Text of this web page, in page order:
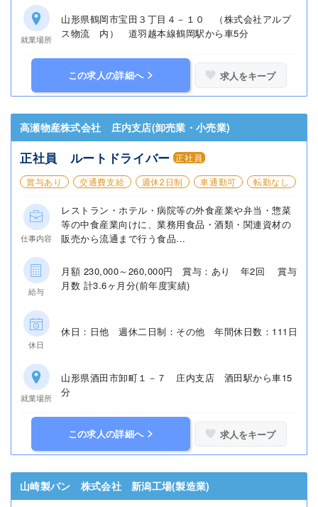
就業場所
山形県鶴岡市宝田３丁目４－１０ （株式会社アルプ
ス物流 内） 道羽越本線鶴岡駅から車5分
この求人の詳細へ 求人をキープ
高瀬物産株式会社 庄内支店(卸売業・小売業)
正社員 ルートドライバー 正社員
賞与あり
交通費支給 週休2日制 車通勤可 転勤なし
仕事内容
レストラン・ホテル・病院等の外食産業や弁当・惣菜
等の中食産業向けに、業務用食品・酒類・関連資材の
販売から流通まで行う食品...
給与
月額 230,000～260,000円 賞与：あり 年2回 賞与
月数 計3.6ヶ月分(前年度実績)
休日
休日：日他 週休二日制：その他 年間休日数：111日
就業場所
山形県酒田市卸町１－７ 庄内支店 酒田駅から車15
分
この求人の詳細へ 求人をキープ
山崎製パン 株式会社 新潟工場(製造業)